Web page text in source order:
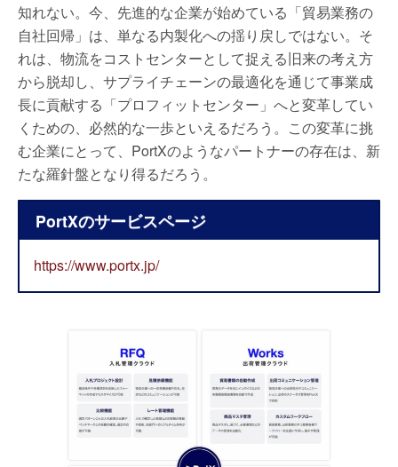
知れない。今、先進的な企業が始めている「貿易業務の
自社回帰」は、単なる内製化への揺り戻しではない。そ
れは、物流をコストセンターとして捉える旧来の考え方
から脱却し、サプライチェーンの最適化を通じて事業成
長に貢献する「プロフィットセンター」へと変革してい
くための、必然的な一歩といえるだろう。この変革に挑
む企業にとって、PortXのようなパートナーの存在は、新
たな羅針盤となり得るだろう。
PortXのサービスページ
https://www.portx.jp/